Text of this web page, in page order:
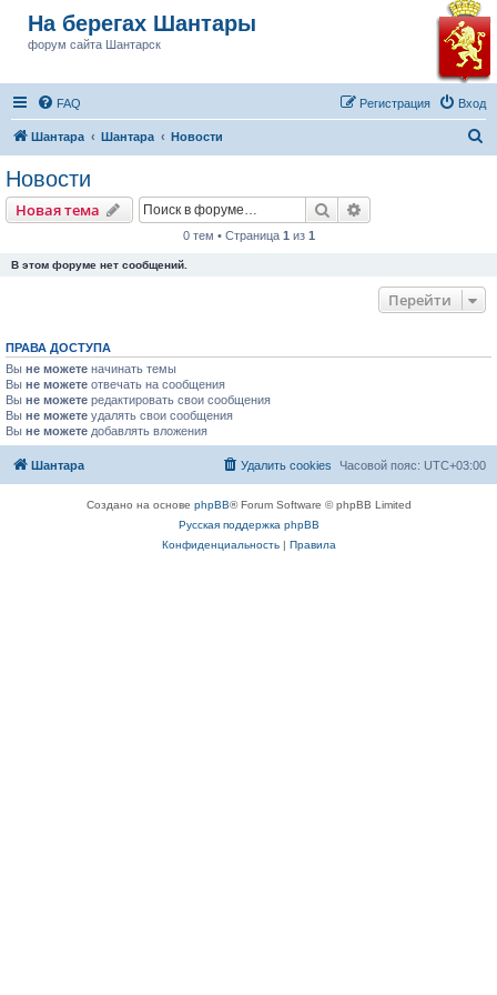
На берегах Шантары
форум сайта Шантарск
FAQ Вход
Регистрация
Шантара Шантара Новости
Новости
Новая тема Поиск
0 тем • Страница 1 из 1
В этом форуме нет сообщений.
Перейти
ПРАВА ДОСТУПА
Вы не можете начинать темы
Вы не можете отвечать на сообщения
Вы не можете редактировать свои сообщения
Вы не можете удалять свои сообщения
Вы не можете добавлять вложения
Шантара Часовой пояс: UTC+03:00
Удалить cookies
Создано на основе phpBB® Forum Software © phpBB Limited
Русская поддержка phpBB
Конфиденциальность| Правила